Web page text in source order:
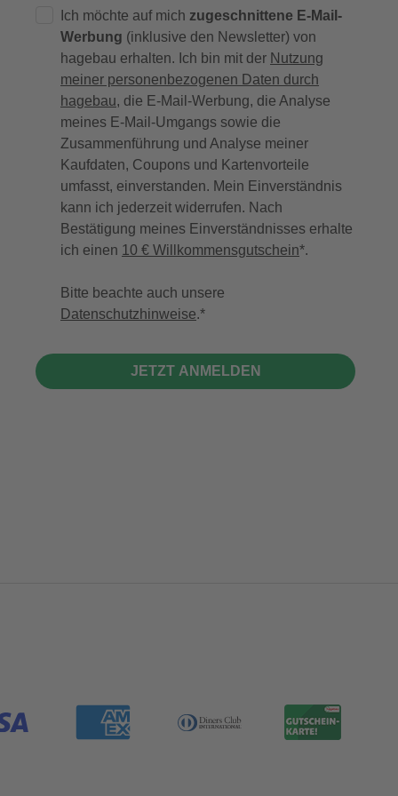
Ich möchte auf mich zugeschnittene E-Mail-
Werbung (inklusive den Newsletter) von
hagebau erhalten. Ich bin mit der Nutzung
meiner personenbezogenen Daten durch
hagebau, die E-Mail-Werbung, die Analyse
meines E-Mail-Umgangs sowie die
Zusammenführung und Analyse meiner
Kaufdaten, Coupons und Kartenvorteile
umfasst, einverstanden. Mein Einverständnis
kann ich jederzeit widerrufen. Nach
Bestätigung meines Einverständnisses erhalte
ich einen 10 € Willkommensgutschein*.
Bitte beachte auch unsere
Datenschutzhinweise.
JETZT ANMELDEN